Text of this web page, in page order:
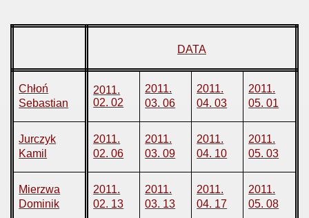
DATA
Chłoń
Sebastian
2011.
02. 02
2011.
03. 06
2011.
04. 03
2011.
05. 01
Jurczyk
Kamil
2011.
02. 06
2011.
03. 09
2011.
04. 10
2011.
05. 03
Mierzwa
Dominik
2011.
02. 13
2011.
03. 13
2011.
04. 17
2011.
05. 08